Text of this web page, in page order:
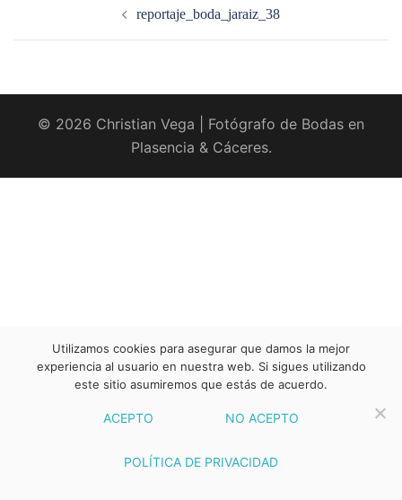
reportaje_boda_jaraiz_38
© 2026 Christian Vega | Fotógrafo de Bodas en
Plasencia & Cáceres.
Utilizamos cookies para asegurar que damos la mejor
experiencia al usuario en nuestra web. Si sigues utilizando
este sitio asumiremos que estás de acuerdo.
ACEPTO NO ACEPTO
POLÍTICA DE PRIVACIDAD